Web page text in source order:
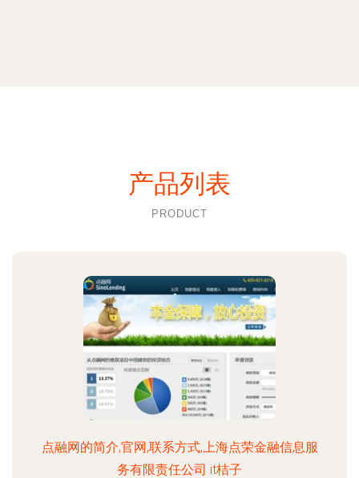
产品列表
PRODUCT
点融网的简介,官网,联系方式,上海点荣金融信息服
务有限责任公司 it桔子